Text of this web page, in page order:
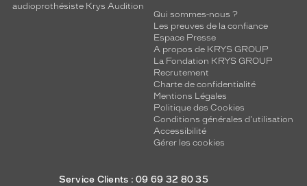
audioprothésiste Krys Audition
Qui sommes-nous ?
Les preuves de la confiance
Espace Presse
A propos de KRYS GROUP
La Fondation KRYS GROUP
Recrutement
Charte de confidentialité
Mentions Légales
Politique des Cookies
Conditions générales d'utilisation
Accessibilité
Gérer les cookies
Service Clients : 09 69 32 80 35